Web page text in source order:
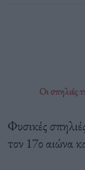
Οι σπηλιές
Φυσικές
τον 17ο αιώνα